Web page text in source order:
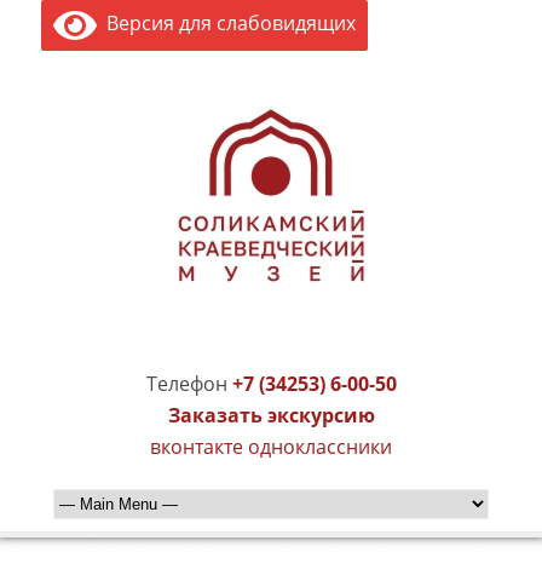
Версия для слабовидящих
Телефон +7 (34253) 6-00-50
Заказать экскурсию
вконтакте одноклассники